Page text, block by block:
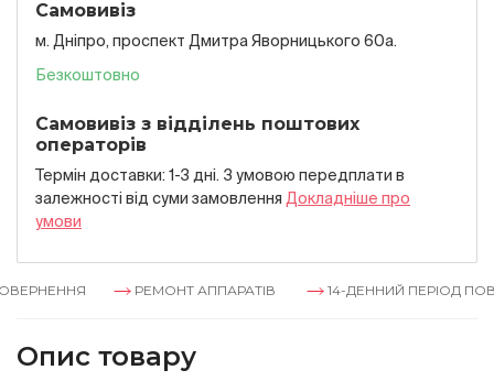
Самовивіз
м. Дніпро, проспект Дмитра Яворницького 60а.
Безкоштовно
Самовивіз з відділень поштових
операторів
Термін доставки: 1-3 дні. З умовою передплати в
залежностi вiд суми замовлення Докладнiше про
умови
РЕМОНТ АППАРАТІВ 14-ДЕННИЙ ПЕРІОД
Опис товару